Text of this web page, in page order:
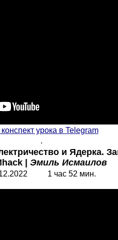
урока в Telegram
.
и Ядерка.
| Эмиль Исмаилов
1 час 52 мин.